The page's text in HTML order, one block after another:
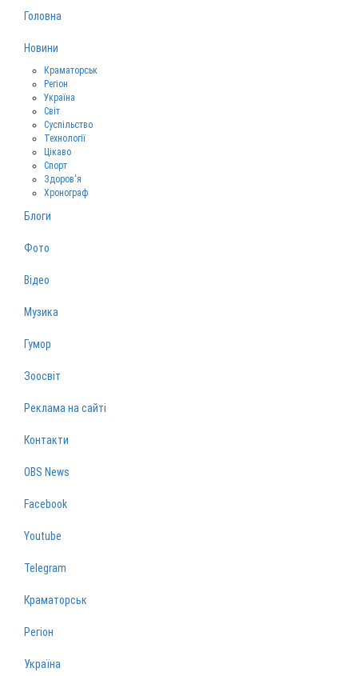
Головна
Новини
Краматорськ
Регіон
Україна
Світ
Суспільство
Технології
Цікаво
Спорт
Здоров‘я
Хронограф
Блоги
Фото
Відео
Музика
Гумор
Зоосвіт
Реклама на сайті
Контакти
OBS News
Facebook
Youtube
Telegram
Краматорськ
Регіон
Україна